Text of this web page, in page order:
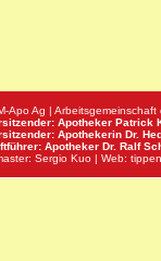
Apo Ag |
Apotheker Patrick
Apothekerin Dr.
Apotheker Dr. Ralf
Sergio Kuo | Web: